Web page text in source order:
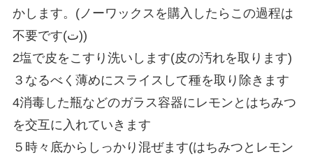
かします。(ノーワックスを購入したらこの過程は
不要です(ت))
2塩で皮をこすり洗いします(皮の汚れを取ります)
３なるべく薄めにスライスして種を取り除きます
4消毒した瓶などのガラス容器にレモンとはちみつ
を交互に入れていきます
５時々底からしっかり混ぜます(はちみつとレモン